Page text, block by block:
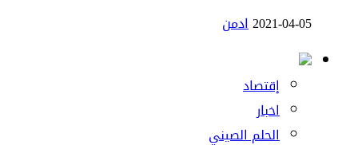
2021-04-05ادمن
إقتصاد
اخبار
الحلم الصيني